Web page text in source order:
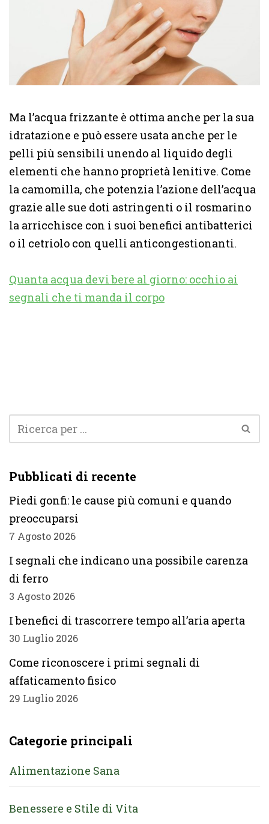
Ma l’acqua frizzante è ottima anche per la sua
idratazione e può essere usata anche per le
pelli più sensibili unendo al liquido degli
elementi che hanno proprietà lenitive. Come
la camomilla, che potenzia l’azione dell’acqua
grazie alle sue doti astringenti o il rosmarino
la arricchisce con i suoi benefici antibatterici
o il cetriolo con quelli anticongestionanti.
Quanta acqua devi bere al giorno: occhio ai
segnali che ti manda il corpo
Pubblicati di recente
Piedi gonfi: le cause più comuni e quando
preoccuparsi
7 Agosto 2026
I segnali che indicano una possibile carenza
di ferro
3 Agosto 2026
I benefici di trascorrere tempo all’aria aperta
30 Luglio 2026
Come riconoscere i primi segnali di
affaticamento fisico
29 Luglio 2026
Categorie principali
Alimentazione Sana
Benessere e Stile di Vita